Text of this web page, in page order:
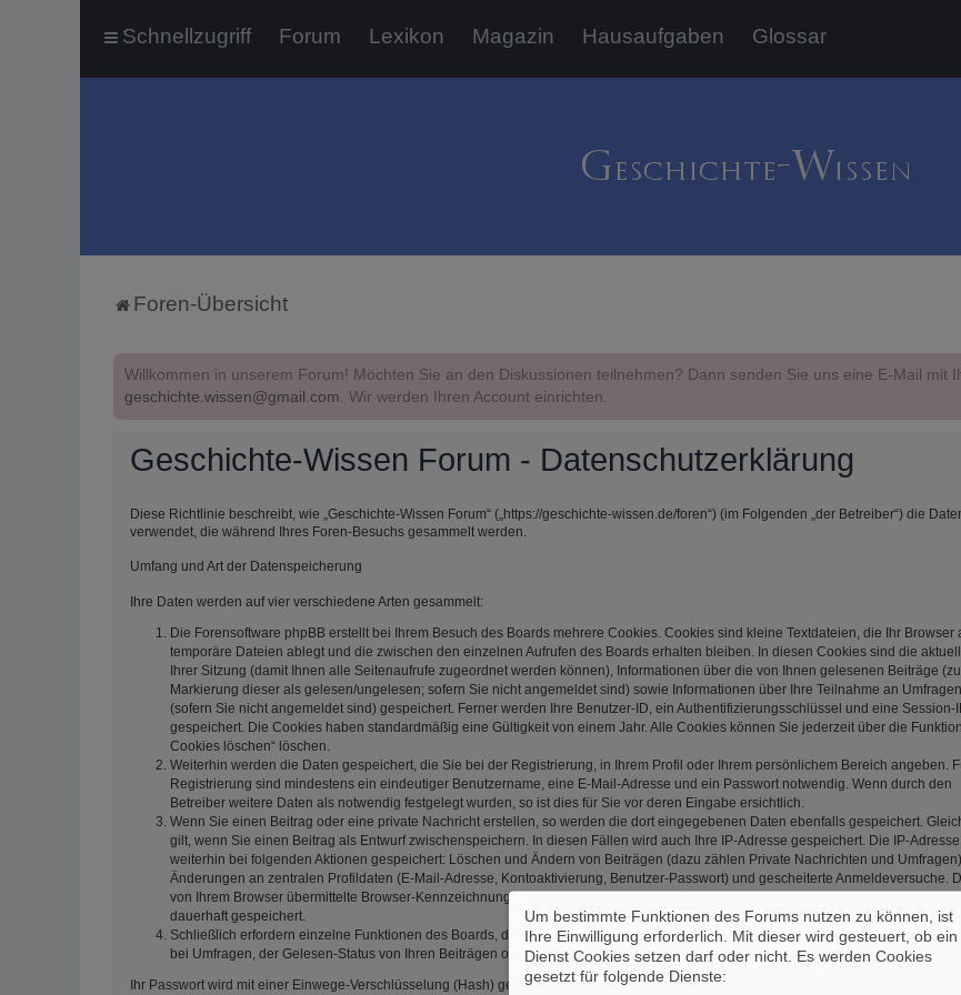
Schnellzugriff Forum Lexikon Magazin Hausaufgaben Glossar
Foren-Übersicht
Willkommen in unserem Forum! Möchten Sie an den Diskussionen teilnehmen? Dann senden Sie uns eine E-Mail mit
geschichte.wissen@gmail.com. Wir werden Ihren Account einrichten.
Geschichte-Wissen Forum - Datenschutzerklärung
Diese Richtlinie beschreibt, wie „Geschichte-Wissen Forum“ („https://geschichte-wissen.de/foren“) (im Folgenden „der Betreiber“) die
verwendet, die während Ihres Foren-Besuchs gesammelt werden.
Umfang und Art der Datenspeicherung
Ihre Daten werden auf vier verschiedene Arten gesammelt:
Die Forensoftware phpBB erstellt bei Ihrem Besuch des Boards mehrere Cookies. Cookies sind kleine Textdateien, die Ihr Browser
temporäre Dateien ablegt und die zwischen den einzelnen Aufrufen des Boards erhalten bleiben. In diesen Cookies sind die
Ihrer Sitzung (damit Ihnen alle Seitenaufrufe zugeordnet werden können), Informationen über die von Ihnen gelesenen Beiträge
Markierung dieser als gelesen/ungelesen; sofern Sie nicht angemeldet sind) sowie Informationen über Ihre Teilnahme an Umfragen
(sofern Sie nicht angemeldet sind) gespeichert. Ferner werden Ihre Benutzer-ID, ein Authentifizierungsschlüssel und eine Session-
gespeichert. Die Cookies haben standardmäßig eine Gültigkeit von einem Jahr. Alle Cookies können Sie jederzeit über die
Cookies löschen“ löschen.
Weiterhin werden die Daten gespeichert, die Sie bei der Registrierung, in Ihrem Profil oder Ihrem persönlichem Bereich angeben.
Registrierung sind mindestens ein eindeutiger Benutzername, eine E-Mail-Adresse und ein Passwort notwendig. Wenn durch den
Betreiber weitere Daten als notwendig festgelegt wurden, so ist dies für Sie vor deren Eingabe ersichtlich.
Wenn Sie einen Beitrag oder eine private Nachricht erstellen, so werden die dort eingegebenen Daten ebenfalls gespeichert.
gilt, wenn Sie einen Beitrag als Entwurf zwischenspeichern. In diesen Fällen wird auch Ihre IP-Adresse gespeichert. Die IP-Adresse
weiterhin bei folgenden Aktionen gespeichert: Löschen und Ändern von Beiträgen (dazu zählen Private Nachrichten und
Änderungen an zentralen Profildaten (E-Mail-Adresse, Kontoaktivierung, Benutzer-Passwort) und gescheiterte Anmeldeversuche.
von Ihrem Browser übermittelte Browser-Kennzeichnung (User Agent) wird nur in der „Wer ist online?“-Funktion angezeigt und nicht
dauerhaft gespeichert.
Schließlich erfordern einzelne Funktionen des Boards, dass weitere Daten gespeichert werden. Dazu gehören Ihr
bei Umfragen, der Gelesen-Status von Ihren Beiträgen oder explizit von Ihnen gesetzte Lesezeichen oder
Ihr Passwort wird mit einer Einwege-Verschlüsselung (Hash) gespeichert, so dass es sicher ist. Jedoch wird Ihnen empfohlen, dieses
Um bestimmte Funktionen des Forums nutzen zu können, ist
Ihre Einwilligung erforderlich. Mit dieser wird gesteuert, ob ein
Dienst Cookies setzen darf oder nicht. Es werden Cookies
gesetzt für folgende Dienste: